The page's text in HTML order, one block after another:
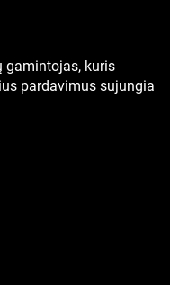
gamintojas, kuris
pardavimus sujungia